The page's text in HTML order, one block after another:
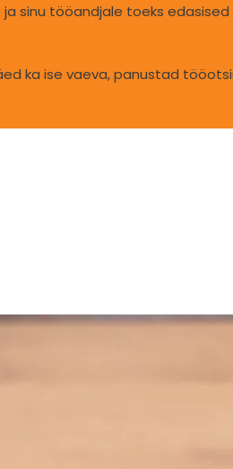
ja sinu tööandjale toeks
ka ise vaeva, panustad